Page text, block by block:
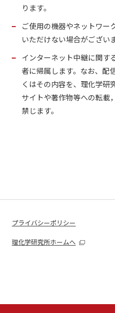
ります。
ご使用の機器やネットワー
いただけない場合がござい
インターネット中継に関す
者に帰属します。なお、配
くはその内容を、理化学研
サイトや著作物等への転載
禁じます。
プライバシーポリシー
理化学研究所ホームへ